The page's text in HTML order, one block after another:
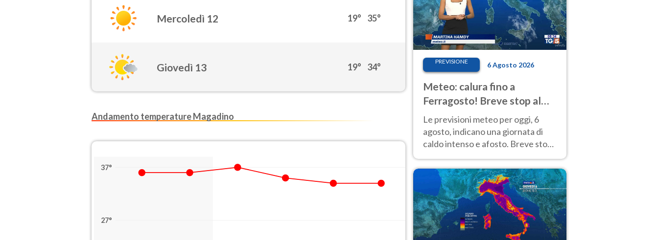
Mercoledì 12 19° 35°
Giovedì 13 19° 34°
Andamento temperature Magadino
37°
27°
PREVISIONE 6 Agosto 2026
Meteo: calura fino a
Ferragosto! Breve stop al
Nord tra 7 e 9 agosto
Le previsioni meteo per oggi, 6
agosto, indicano una giornata di
caldo intenso e afosto. Breve stop
Nord.